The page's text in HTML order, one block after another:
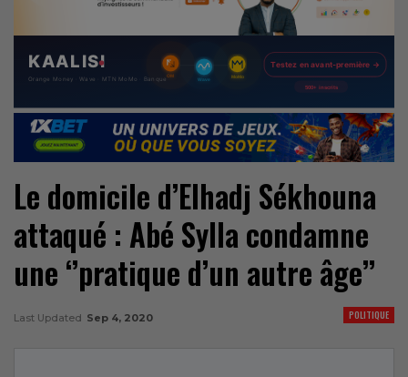
Le domicile d’Elhadj Sékhouna
attaqué : Abé Sylla condamne
une ‘’pratique d’un autre âge’’
POLITIQUE
Last Updated Sep 4, 2020